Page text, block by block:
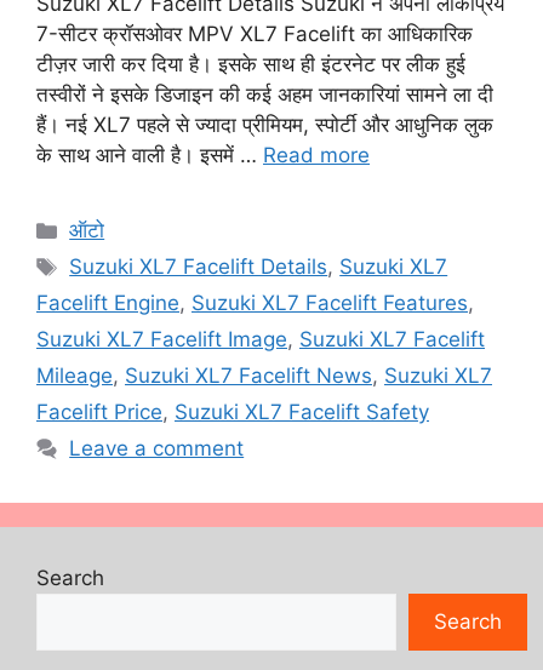
7-सीटर क्रॉसओवर MPV XL7 Facelift का आधिकारिक
टीज़र जारी कर दिया है। इसके साथ ही इंटरनेट पर लीक हुई
तस्वीरों ने इसके डिजाइन की कई अहम जानकारियां सामने ला दी
हैं। नई XL7 पहले से ज्यादा प्रीमियम, स्पोर्टी और आधुनिक लुक
के साथ आने वाली है। इसमें … Read more
Categories
ऑटो
Tags
Suzuki XL7 Facelift Details, Suzuki XL7
Facelift Engine, Suzuki XL7 Facelift Features,
Suzuki XL7 Facelift Image, Suzuki XL7 Facelift
Mileage, Suzuki XL7 Facelift News, Suzuki XL7
Facelift Price, Suzuki XL7 Facelift Safety
Leave a comment
Search
Search